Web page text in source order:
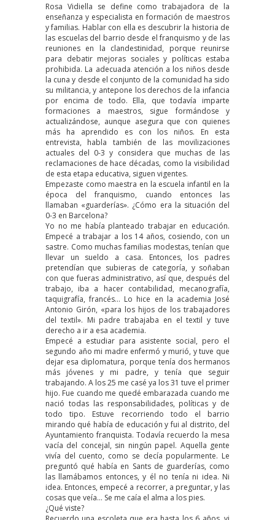
Rosa Vidiella se define como trabajadora de la
enseñanza y especialista en formación de maestros
y familias. Hablar con ella es descubrir la historia de
las escuelas del barrio desde el franquismo y de las
reuniones en la clandestinidad, porque reunirse
para debatir mejoras sociales y políticas estaba
prohibida. La adecuada atención a los niños desde
la cuna y desde el conjunto de la comunidad ha sido
su militancia, y antepone los derechos de la infancia
por encima de todo. Ella, que todavía imparte
formaciones a maestros, sigue formándose y
actualizándose, aunque asegura que con quienes
más ha aprendido es con los niños. En esta
entrevista, habla también de las movilizaciones
actuales del 0-3 y considera que muchas de las
reclamaciones de hace décadas, como la visibilidad
de esta etapa educativa, siguen vigentes.
Empezaste como maestra en la escuela infantil en la
época del franquismo, cuando entonces las
llamaban «guarderías». ¿Cómo era la situación del
0-3 en Barcelona?
Yo no me había planteado trabajar en educación.
Empecé a trabajar a los 14 años, cosiendo, con un
sastre. Como muchas familias modestas, tenían que
llevar un sueldo a casa. Entonces, los padres
pretendían que subieras de categoría, y soñaban
con que fueras administrativo, así que, después del
trabajo, iba a hacer contabilidad, mecanografía,
taquigrafía, francés… Lo hice en la academia José
Antonio Girón, «para los hijos de los trabajadores
del textil». Mi padre trabajaba en el textil y tuve
derecho a ir a esa academia.
Empecé a estudiar para asistente social, pero el
segundo año mi madre enfermó y murió, y tuve que
dejar esa diplomatura, porque tenía dos hermanos
más jóvenes y mi padre, y tenía que seguir
trabajando. A los 25 me casé ya los 31 tuve el primer
hijo. Fue cuando me quedé embarazada cuando me
nació todas las responsabilidades, políticas y de
todo tipo. Estuve recorriendo todo el barrio
mirando qué había de educación y fui al distrito, del
Ayuntamiento franquista. Todavía recuerdo la mesa
vacía del concejal, sin ningún papel. Aquella gente
vivía del cuento, como se decía popularmente. Le
preguntó qué había en Sants de guarderías, como
las llamábamos entonces, y él no tenía ni idea. Ni
idea. Entonces, empecé a recorrer, a preguntar, y las
cosas que veía… Se me caía el alma a los pies.
¿Qué viste?